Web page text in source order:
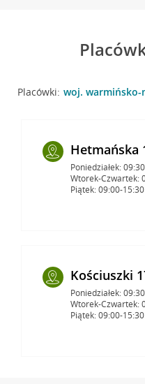
Placówki: woj. warmińsko-
Hetmańska
Poniedziałek:
Wtorek-Czwartek:
Piątek: 09:00-15:30
Kościuszki
Poniedziałek:
Wtorek-Czwartek:
Piątek: 09:00-15:30